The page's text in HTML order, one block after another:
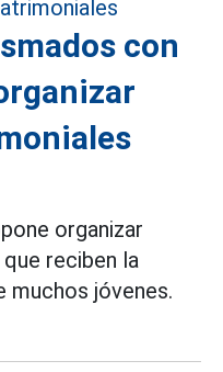
con
organizar
reciben la
muchos jóvenes.